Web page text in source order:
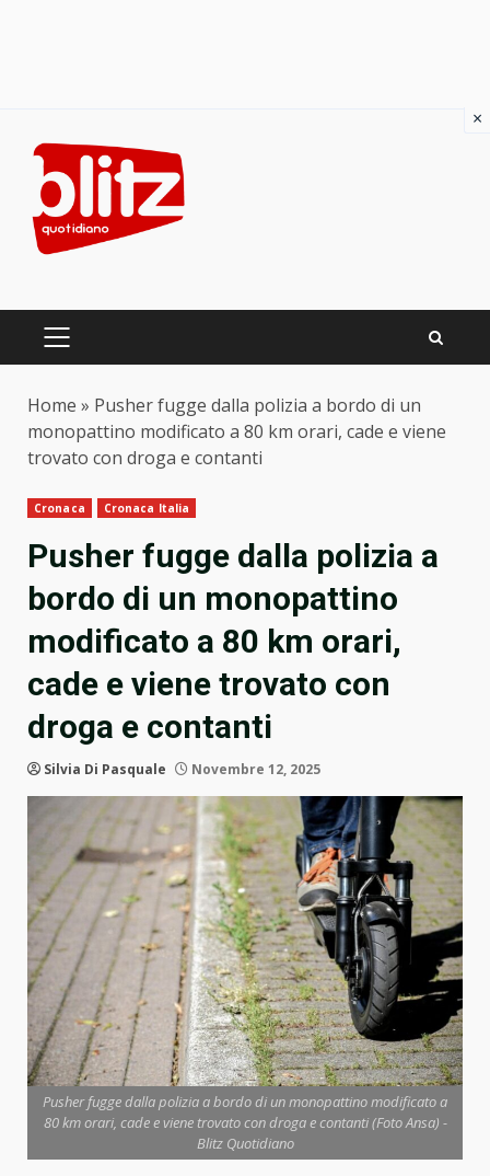
content
PRIMARY
Home » Pusher fugge dalla polizia a bordo di un
monopattino modificato a 80 km orari, cade e viene
trovato con droga e contanti
Cronaca Cronaca Italia
Pusher fugge dalla polizia a
bordo di un monopattino
modificato a 80 km orari,
cade e viene trovato con
droga e contanti
Silvia Di Pasquale Novembre 12, 2025
Pusher fugge dalla polizia a bordo di un monopattino modificato a
80 km orari, cade e viene trovato con droga e contanti (Foto Ansa) -
Blitz Quotidiano
×